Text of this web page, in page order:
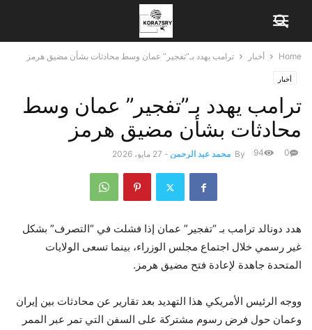
Home أخبار ترامب يهدد بـ”تفجير” عمان وسط محادثات بشأن مضيق هرمز
أخبار
ترامب يهدد بـ”تفجير” عمان وسط
محادثات بشأن مضيق هرمز
By محمد عبد الرحمن - 27 مايو، 2026 0
94
هدد دونالد ترامب بـ “تفجير” عمان إذا فشلت في “التصرف” بشكل
غير رسمي خلال اجتماع مجلس الوزراء، بينما تسعى الولايات
المتحدة جاهدة لإعادة فتح مضيق هرمز.
ووجه الرئيس الأمريكي هذا التهديد بعد تقارير عن محادثات بين إيران
وعمان حول فرض رسوم مشتركة على السفن التي تمر عبر الممر